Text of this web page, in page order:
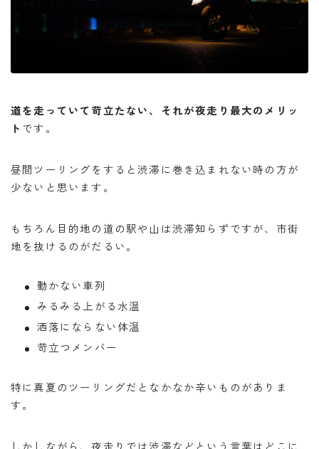
道を走っていて苛立たない、それが夜走り最大のメリッ
ト です。
昼間ツーリングをすると渋滞に巻き込まれない時の方が
少ないと思います。
もちろん目的地の道の駅や山は渋滞知らずですが、市街
地を抜けるのがだるい。
動かない車列
みるみる上がる水温
洒落にならない体温
苛立つメンバー
特に真夏のツーリングだとなかなか辛いものがありま
す。
しかしながら、夜走りでは渋滞などという言葉はどこに